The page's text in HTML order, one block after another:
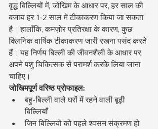
वृद्ध बिल्लियों में, जोखिम के आधार पर, हर साल की
बजाय हर 1-2 साल में टीकाकरण किया जा सकता
है। हालाँकि, कमज़ोर प्रतिरक्षा के कारण, कुछ
क्लिनिक वार्षिक टीकाकरण जारी रखना पसंद करते
हैं। यह निर्णय बिल्ली की जीवनशैली के आधार पर,
अपने पशु चिकित्सक से परामर्श करके लिया जाना
चाहिए।
जोखिमपूर्ण वरिष्ठ प्रोफाइल:
बहु-बिल्ली वाले घरों में रहने वाली बूढ़ी
बिल्लियाँ
जिन बिल्लियों को पहले श्वसन संक्रमण हो